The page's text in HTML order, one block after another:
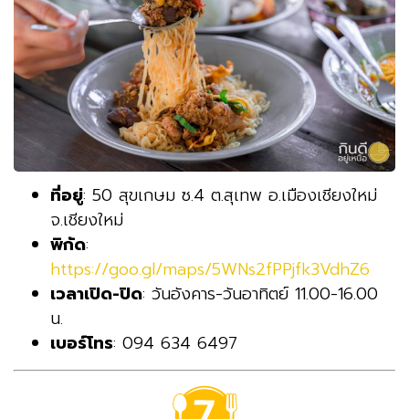
ที่อยู่: 50 สุขเกษม ซ.4 ต.สุเทพ อ.เมืองเชียงใหม่
จ.เชียงใหม่
พิกัด:
https://goo.gl/maps/5WNs2fPPjfk3VdhZ6
เวลาเปิด-ปิด: วันอังคาร-วันอาทิตย์ 11.00-16.00
น.
เบอร์โทร: 094 634 6497